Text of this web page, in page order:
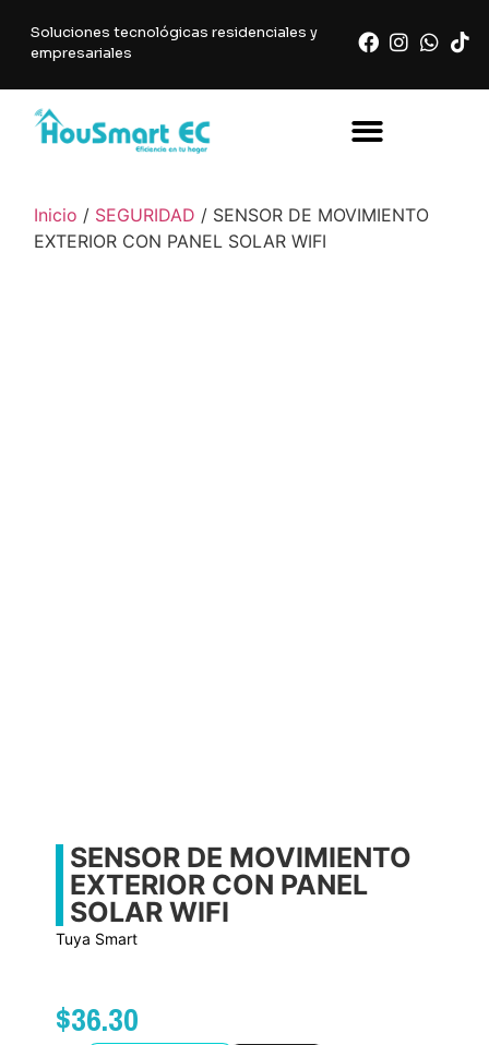
Soluciones tecnológicas residenciales y
empresariales
Inicio / SEGURIDAD / SENSOR DE MOVIMIENTO
EXTERIOR CON PANEL SOLAR WIFI
SENSOR DE MOVIMIENTO
EXTERIOR CON PANEL
SOLAR WIFI
Tuya Smart
$36.30